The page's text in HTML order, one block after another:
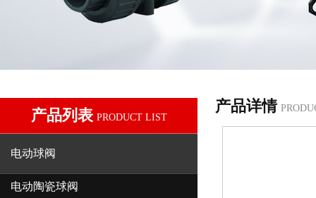
产品列表 PRODUCT LIST
电动球阀
电动陶瓷球阀
产品详情